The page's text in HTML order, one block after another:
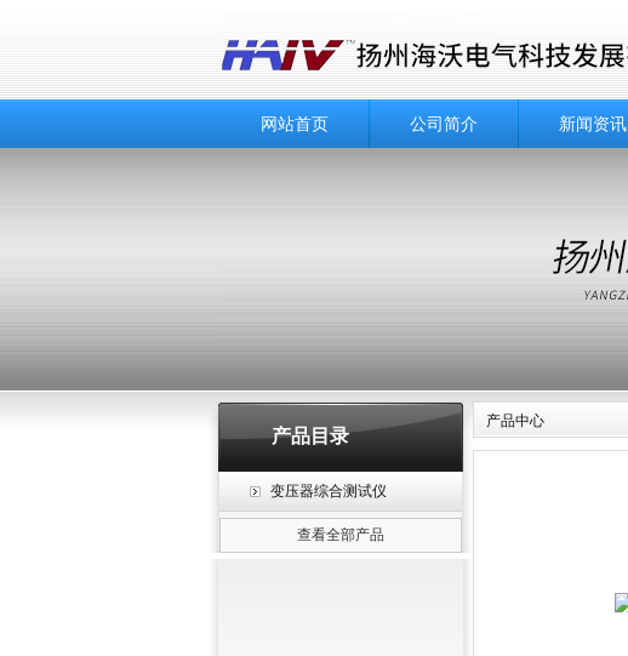
网站首页 公司简介 新闻资讯
产品目录
变压器综合测试仪
查看全部产品
产品中心